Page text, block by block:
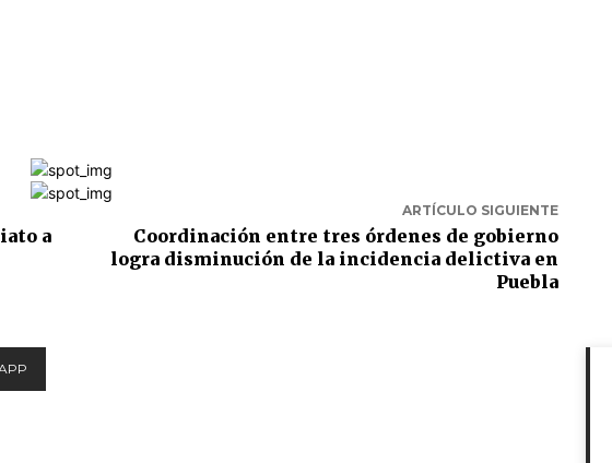
a
ARTÍCULO SIGUIENTE
Coordinación entre tres órdenes de gobierno
logra disminución de la incidencia delictiva en
Puebla